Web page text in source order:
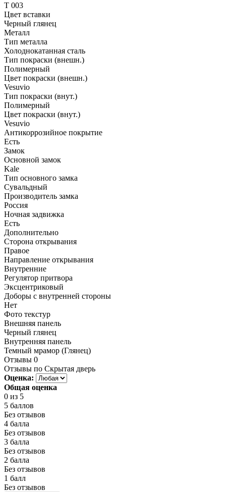
T 003
Цвет вставки
Черный глянец
Металл
Тип металла
Холоднокатанная сталь
Тип покраски (внешн.)
Полимерный
Цвет покраски (внешн.)
Vesuvio
Тип покраски (внут.)
Полимерный
Цвет покраски (внут.)
Vesuvio
Антикоррозийное покрытие
Есть
Замок
Основной замок
Kale
Тип основного замка
Сувальдный
Производитель замка
Россия
Ночная задвижка
Есть
Дополнительно
Сторона открывания
Правое
Направление открывания
Внутренние
Регулятор притвора
Эксцентриковый
Доборы с внутренней стороны
Нет
Фото текстур
Внешняя панель
Черный глянец
Внутренняя панель
Темный мрамор (Глянец)
Отзывы 0
Отзывы по Скрытая дверь
Оценка:
Общая оценка
0 из 5
5 баллов
Без отзывов
4 балла
Без отзывов
3 балла
Без отзывов
2 балла
Без отзывов
1 балл
Без отзывов